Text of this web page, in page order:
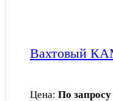
Вахтовый
Цена: По запросу